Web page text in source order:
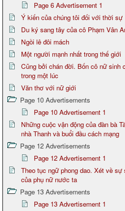
Page 6 Advertisement 1
Ý kiến của chúng tôi đối với thời sự
Du ký sang tây của cô Phạm Vân
Ngồi lê đôi mách
Một người mạnh nhất trong thế giới
Cũng bởi chán đời. Bốn cô nữ sinh
trong một lúc
Văn thơ với nữ giới
Page 10 Advertisements
Page 10 Advertisement 1
Những cuộc vận động của đàn bà
nhà Thanh và buổi đầu cách mạng
Page 12 Advertisements
Page 12 Advertisement 1
Theo tục ngữ phong dao. Xét về sự
của phụ nữ nước ta
Page 13 Advertisements
Page 13 Advertisement 1